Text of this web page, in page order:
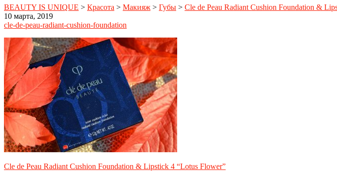
BEAUTY IS UNIQUE > Красота > Макияж > Губы > Cle de Peau Radiant Cushion Foundation &
10 марта, 2019
cle-de-peau-radiant-cushion-foundation
Cle de Peau Radiant Cushion Foundation & Lipstick 4 “Lotus Flower”